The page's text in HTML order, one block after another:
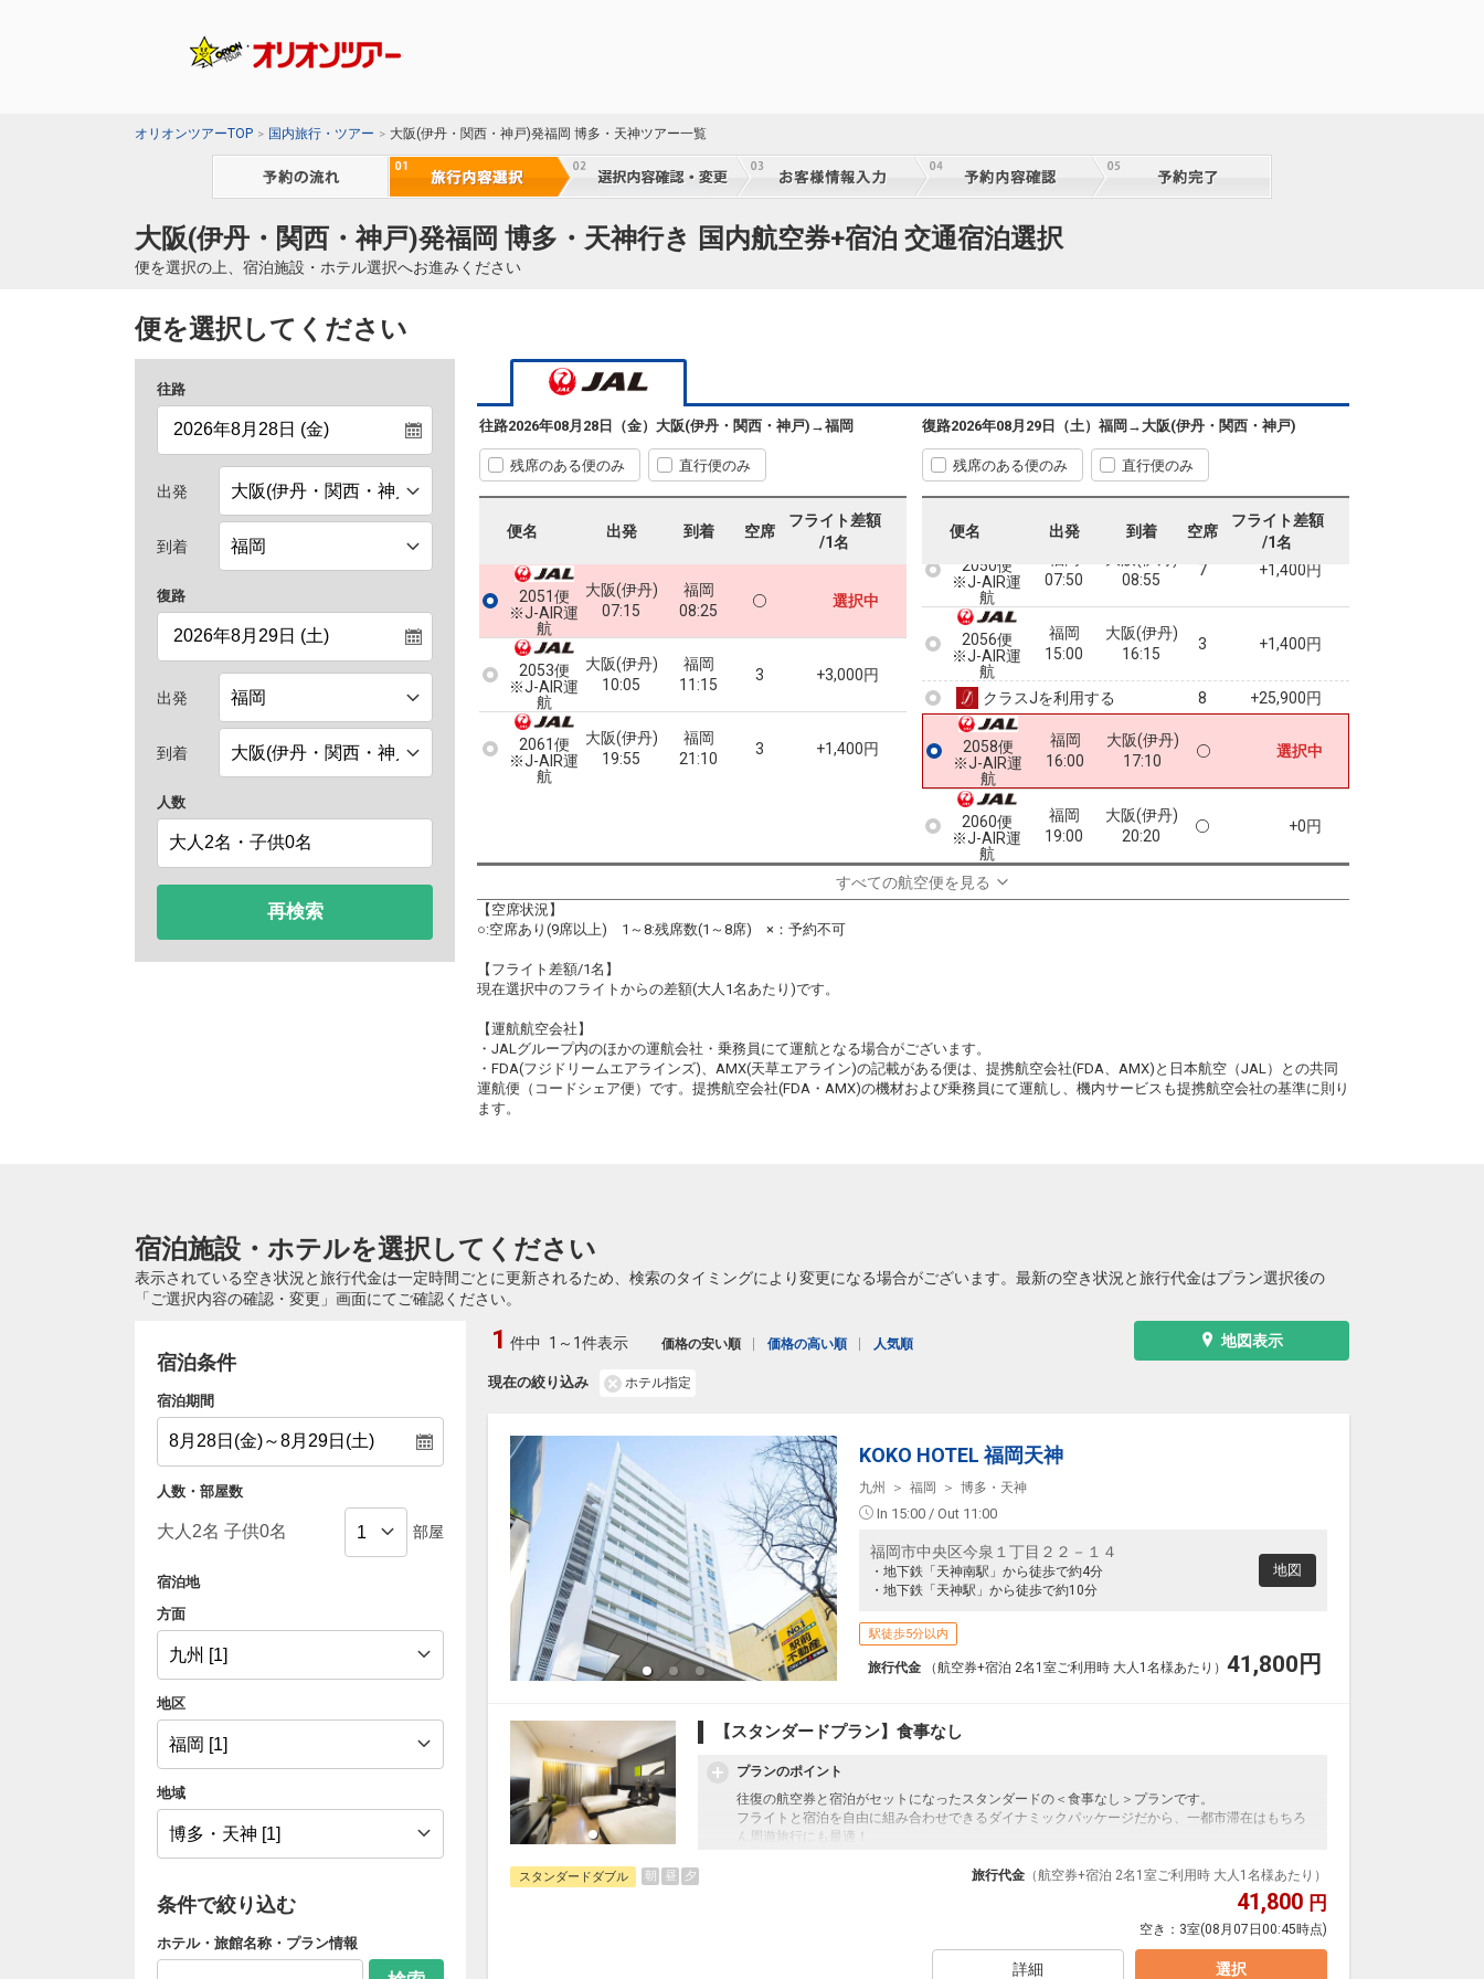
オリオンツアーTOP 国内旅行・ツアー 大阪(伊丹・関西・神戸)発福岡 博多・天神ツアー一覧
大阪(伊丹・関西・神戸)発福岡 博多・天神行き 国内航空券+宿泊 交通宿泊選択
便を選択の上、宿泊施設・ホテル選択へお進みください
便を選択してください
往路
出発
到着
復路
出発
到着
人数
再検索
往路2026年08月28日（金） 大阪(伊丹・関西・神戸) →福岡
残席のある便のみ 直行便のみ
便名 出発 到着 空席
フライト差額
/1名
2051便
※J-AIR運
航
大阪(伊丹)
07:15
福岡
08:25
選択中
2053便
※J-AIR運
航
大阪(伊丹)
10:05
福岡
11:15
3 +3,000円
2061便
※J-AIR運
航
大阪(伊丹)
19:55
福岡
21:10
3 +1,400円
復路2026年08月29日（土） 福岡 →大阪(伊丹・関西・神戸)
残席のある便のみ 直行便のみ
便名 出発 到着 空席
フライト差額
/1名
2050便
※J-AIR運
航
07:50
08:55
7 +1,400円
2056便
※J-AIR運
航
福岡
15:00
大阪(伊丹)
16:15
3 +1,400円
クラスJを利用する 8 +25,900円
2058便
※J-AIR運
航
福岡
16:00
大阪(伊丹)
17:10
選択中
2060便
※J-AIR運
航
福岡
19:00
大阪(伊丹)
20:20
+0円
すべての航空便を見る
【空席状況】
○:空席あり(9席以上) 1～8:残席数(1～8席) ×：予約不可
【フライト差額/1名】
現在選択中のフライトからの差額(大人1名あたり)です。
【運航航空会社】
・JALグループ内のほかの運航会社・乗務員にて運航となる場合がございます。
・FDA(フジドリームエアラインズ)、AMX(天草エアライン)の記載がある便は、提携航空会社(FDA、AMX)と日本航空（JAL）との共同
運航便（コードシェア便）です。提携航空会社(FDA・AMX)の機材および乗務員にて運航し、機内サービスも提携航空会社の基準に則り
ます。
宿泊施設・ホテルを選択してください
表示されている空き状況と旅行代金は一定時間ごとに更新されるため、検索のタイミングにより変更になる場合がございます。最新の空き状況と旅行代金はプラン選択後の
「ご選択内容の確認・変更」画面にてご確認ください。
宿泊条件
宿泊期間
人数・部屋数
部屋
宿泊地
方面
地区
地域
条件で絞り込む
ホテル・旅館名称・プラン情報
地図表示
現在の絞り込み ホテル指定
1 件中 1～1件表示 価格の安い順 価格の高い順 人気順
KOKO HOTEL 福岡天神
九州 福岡 博多・天神
In 15:00 / Out 11:00
福岡市中央区今泉１丁目２２－１４
・地下鉄「天神南駅」から徒歩で約4分
・地下鉄「天神駅」から徒歩で約10分
地図
駅徒歩5分以内
旅行代金 （航空券+宿泊 2名1室ご利用時 大人1名様あたり） 41,800 円
【スタンダードプラン】食事なし
プランのポイント
往復の航空券と宿泊がセットになったスタンダードの＜食事なし＞プランです。
フライトと宿泊を自由に組み合わせできるダイナミックパッケージだから、一都市滞在はもちろ
ん周遊旅行にも最適！
JALマイレージ会員の方にはフライトマイルが50%貯まります。
スタンダードダブル 朝 昼 夕 旅行代金 （航空券+宿泊 2名1室ご利用時 大人1名様あたり）
41,800 円
空き： 3室(08月07日00:45時点)
詳細 選択